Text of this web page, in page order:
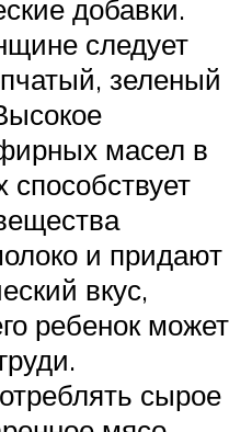
добавки.
следует
зеленый
масел в
способствует
и придают
вкус,
ребенок может
сырое